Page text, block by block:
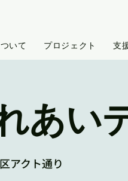
いて プロジェクト 支
あい
アクト通り